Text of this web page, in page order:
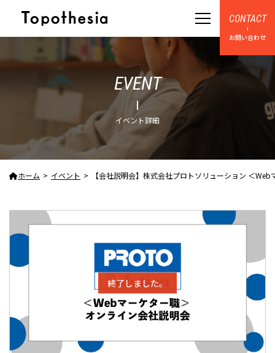
CONTACT
お問い合わせ
EVENT
イベント詳細
ホーム イベント 【会社説明会】株式会社プロトソリューション ＜
終了しました。